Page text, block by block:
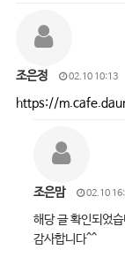
조은정 02.10 10:13
https://
조은맘 02.10
해당 글 확인되었
감사합니다^^